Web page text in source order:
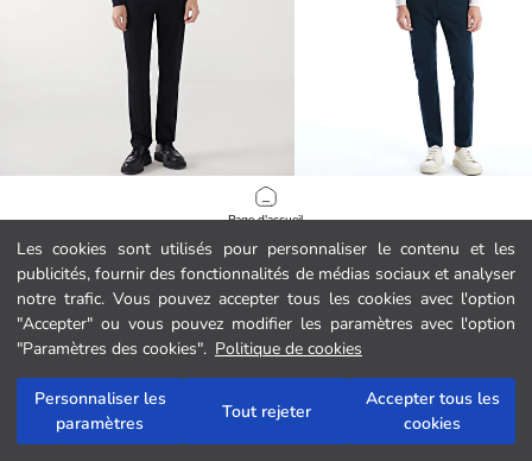
Les cookies sont utilisés pour personnaliser le contenu et les
publicités, fournir des fonctionnalités de médias sociaux et analyser
notre trafic. Vous pouvez accepter tous les cookies avec l'option
"Accepter" ou vous pouvez modifier les paramètres avec l'option
"Paramètres des cookies". Politique de cookies
Personnaliser les
paramètres
Tout rejeter
Accepter tous les
cookies
Page d'accueil
Catégories
Mon panier
Pantalon Chino Standard pour Hommes
249.00 MAD
Pantalon Chino Slim Fit pour
219.00 MAD
66
Support
Suivi de commande
Formulaire de contact